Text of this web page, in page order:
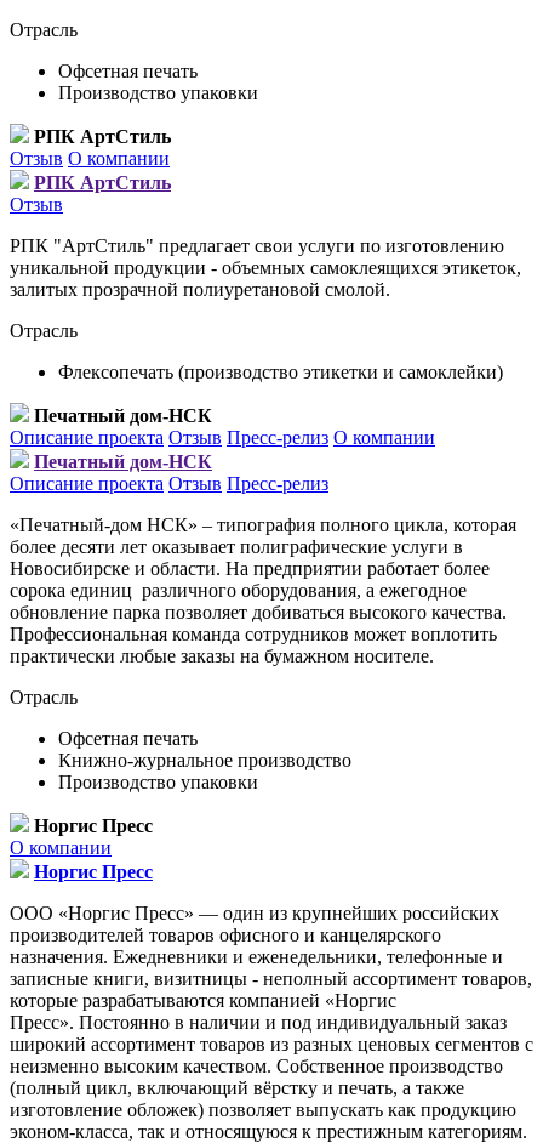
Отрасль
Офсетная печать
Производство упаковки
РПК АртСтиль
Отзыв О компании
РПК АртСтиль
Отзыв
РПК "АртСтиль" предлагает свои услуги по изготовлению
уникальной продукции - объемных самоклеящихся этикеток,
залитых прозрачной полиуретановой смолой.
Отрасль
Флексопечать (производство этикетки и самоклейки)
Печатный дом-НСК
Описание проекта Отзыв Пресс-релиз О компании
Печатный дом-НСК
Описание проекта Отзыв Пресс-релиз
«Печатный-дом НСК» – типография полного цикла, которая
более десяти лет оказывает полиграфические услуги в
Новосибирске и области. На предприятии работает более
сорока единиц различного оборудования, а ежегодное
обновление парка позволяет добиваться высокого качества.
Профессиональная команда сотрудников может воплотить
практически любые заказы на бумажном носителе.
Отрасль
Офсетная печать
Книжно-журнальное производство
Производство упаковки
Норгис Пресс
О компании
Норгис Пресс
ООО «Норгис Пресс» — один из крупнейших российских
производителей товаров офисного и канцелярского
назначения. Ежедневники и еженедельники, телефонные и
записные книги, визитницы - неполный ассортимент товаров,
которые разрабатываются компанией «Норгис
Пресс». Постоянно в наличии и под индивидуальный заказ
широкий ассортимент товаров из разных ценовых сегментов с
неизменно высоким качеством. Собственное производство
(полный цикл, включающий вёрстку и печать, а также
изготовление обложек) позволяет выпускать как продукцию
эконом-класса, так и относящуюся к престижным категориям.